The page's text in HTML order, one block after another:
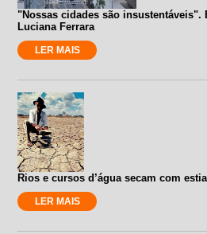
"Nossas cidades são insustentáveis".
Luciana Ferrara
LER MAIS
Rios e cursos d’água secam com
LER MAIS